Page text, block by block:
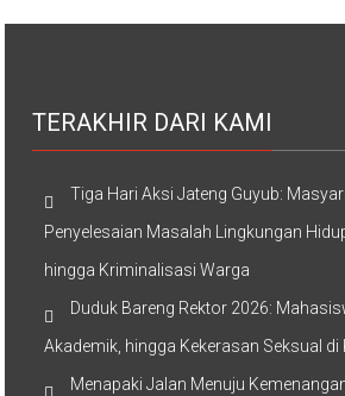
TERAKHIR DARI KAMI
Tiga Hari Aksi Jateng Guyub:
Penyelesaian Masalah Lingkungan
hingga Kriminalisasi Warga
Duduk Bareng Rektor 2026:
Akademik, hingga Kekerasan Seksual di
Menapaki Jalan Menuju